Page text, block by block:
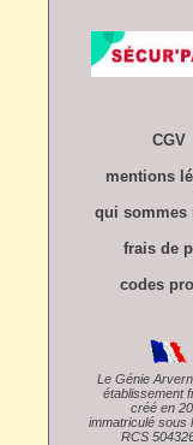
CGV
mentions
qui sommes
frais de
codes
Le Génie
établissement
créé en
immatriculé sous
RCS